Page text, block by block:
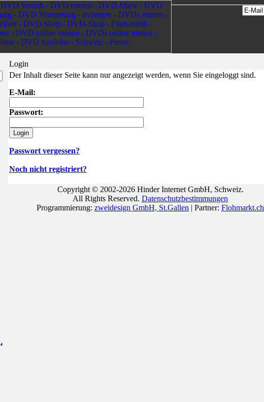
Login
Der Inhalt dieser Seite kann nur angezeigt werden, wenn Sie eingeloggt sind.
E-Mail:
Passwort:
Passwort vergessen?
Noch nicht registriert?
Copyright © 2002-2026 Hinder Internet GmbH, Schweiz.
All Rights Reserved. Datenschutzbestimmungen
Programmierung: zweidesign GmbH, St.Gallen | Partner: Flohmarkt.ch